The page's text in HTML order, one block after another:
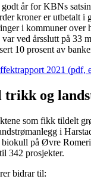
år for KBNs
kroner er utbetalt i
i kommuner over
ved årsslutt på 33
10 prosent av
2021 (pdf,
trikk og
som fikk tildelt
i
biokull på Øvre
342 prosjekter.
bidrar til: